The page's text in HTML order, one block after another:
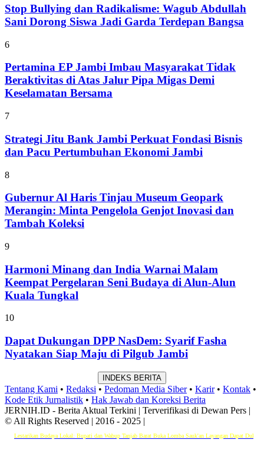
Stop Bullying dan Radikalisme: Wagub Abdullah
Sani Dorong Siswa Jadi Garda Terdepan Bangsa
6
Pertamina EP Jambi Imbau Masyarakat Tidak
Beraktivitas di Atas Jalur Pipa Migas Demi
Keselamatan Bersama
7
Strategi Jitu Bank Jambi Perkuat Fondasi Bisnis
dan Pacu Pertumbuhan Ekonomi Jambi
8
Gubernur Al Haris Tinjau Museum Geopark
Merangin: Minta Pengelola Genjot Inovasi dan
Tambah Koleksi
9
Harmoni Minang dan India Warnai Malam
Keempat Pergelaran Seni Budaya di Alun-Alun
Kuala Tungkal
10
Dapat Dukungan DPP NasDem: Syarif Fasha
Nyatakan Siap Maju di Pilgub Jambi
INDEKS BERITA
Tentang Kami • Redaksi • Pedoman Media Siber• Karir• Kontak •
Kode Etik Jurnalistik • Hak Jawab dan Koreksi Berita
JERNIH.ID - Berita Aktual Terkini | Terverifikasi di Dewan Pers |
© All Rights Reserved | 2016 - 2025 |
Budaya Lokal: Bupati dan Wabup Tanjab Barat Buka Lomba Sauk'an LayanganDapat Dukungan